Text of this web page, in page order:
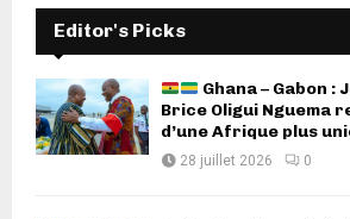
Editor's Picks
Ghana – Gabon :
Brice Oligui Nguema
d’une Afrique plus
28 juillet 2026 0